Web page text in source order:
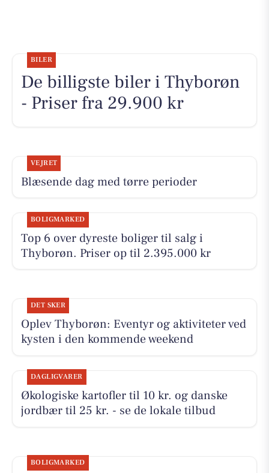
BILER
De billigste biler i Thyborøn
- Priser fra 29.900 kr
VEJRET
Blæsende dag med tørre perioder
BOLIGMARKED
Top 6 over dyreste boliger til salg i
Thyborøn. Priser op til 2.395.000 kr
DET SKER
Oplev Thyborøn: Eventyr og aktiviteter ved
kysten i den kommende weekend
DAGLIGVARER
Økologiske kartofler til 10 kr. og danske
jordbær til 25 kr. - se de lokale tilbud
BOLIGMARKED